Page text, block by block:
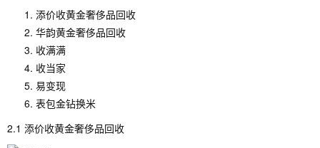
添价收黄金奢侈品回收
华韵黄金奢侈品回收
收满满
收当家
易变现
表包金钻换米
2.1 添价收黄金奢侈品回收